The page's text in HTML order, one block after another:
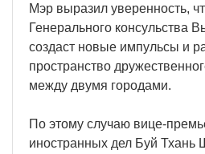
Мэр выразил уверенность,
Генерального консульства
создаст новые импульсы и
пространство
между двумя городами.
По этому случаю вице-
иностранных дел Буй Тхань